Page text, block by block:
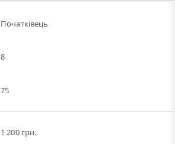
Початківець
8
75
1 200 грн.